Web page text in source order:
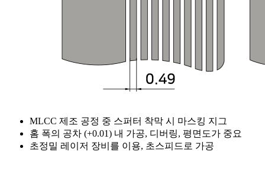
MLCC 제조 공정 중 스퍼터 착막 시 마스킹 지그
홈 폭의 공차 (+0.01) 내 가공, 디버링, 평면도가 중요
초정밀 레이저 장비를 이용, 초스피드로 가공